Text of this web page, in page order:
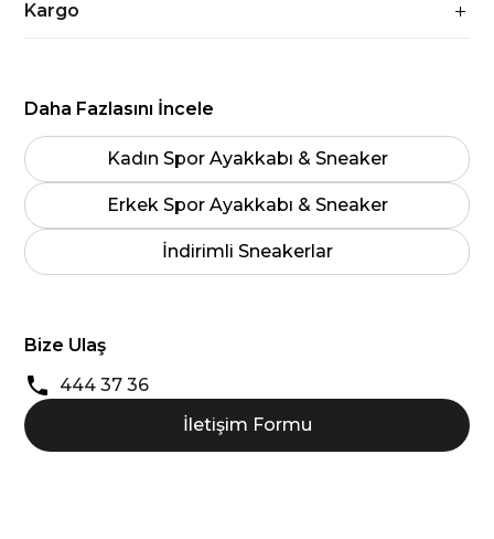
Kargo
Daha Fazlasını İncele
Kadın Spor Ayakkabı & Sneaker
Erkek Spor Ayakkabı & Sneaker
İndirimli Sneakerlar
Bize Ulaş
444 37 36
İletişim Formu